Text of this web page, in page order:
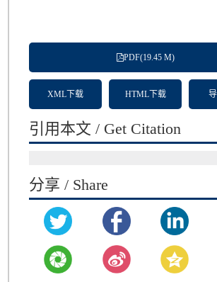
PDF(19.45 M)
XML下载 HTML下载
引用本文 / Get Citation
分享 / Share